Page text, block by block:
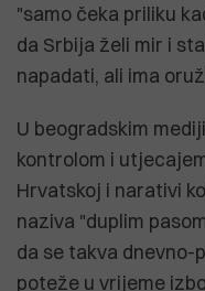
"samo čeka priliku
da Srbija želi mir i
napadati, ali ima
U beogradskim
kontrolom i
Hrvatskoj i narativi
naziva "duplim
da se takva
poteže u vrijeme